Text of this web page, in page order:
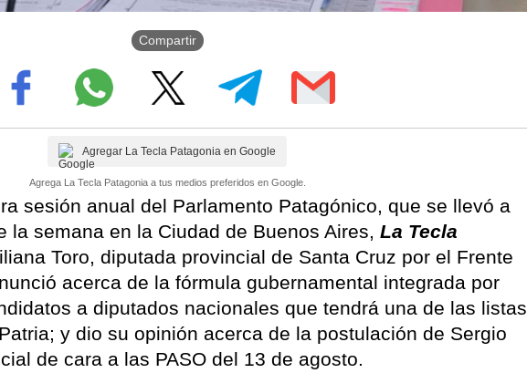
Compartir
Agregar La Tecla Patagonia en Google
Agrega La Tecla Patagonia a tus medios preferidos en Google.
sesión anual del Parlamento Patagónico, que se llevó a
la semana en la Ciudad de Buenos Aires, La Tecla
Toro, diputada provincial de Santa Cruz por el Frente
acerca de la fórmula gubernamental integrada por
a diputados nacionales que tendrá una de las listas
y dio su opinión acerca de la postulación de Sergio
de cara a las PASO del 13 de agosto.